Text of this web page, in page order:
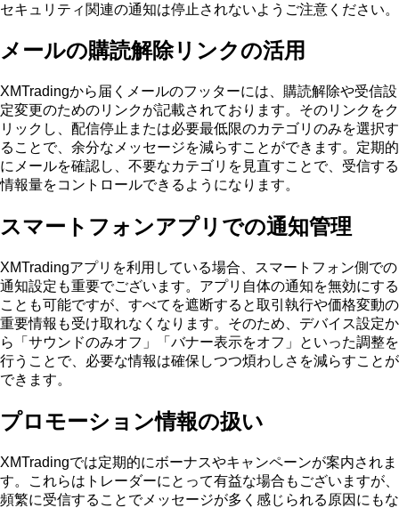
セキュリティ関連の通知は停止されないようご注意ください。
メールの購読解除リンクの活用
XMTradingから届くメールのフッターには、購読解除や受信設
定変更のためのリンクが記載されております。そのリンクをク
リックし、配信停止または必要最低限のカテゴリのみを選択す
ることで、余分なメッセージを減らすことができます。定期的
にメールを確認し、不要なカテゴリを見直すことで、受信する
情報量をコントロールできるようになります。
スマートフォンアプリでの通知管理
XMTradingアプリを利用している場合、スマートフォン側での
通知設定も重要でございます。アプリ自体の通知を無効にする
ことも可能ですが、すべてを遮断すると取引執行や価格変動の
重要情報も受け取れなくなります。そのため、デバイス設定か
ら「サウンドのみオフ」「バナー表示をオフ」といった調整を
行うことで、必要な情報は確保しつつ煩わしさを減らすことが
できます。
プロモーション情報の扱い
XMTradingでは定期的にボーナスやキャンペーンが案内されま
す。これらはトレーダーにとって有益な場合もございますが、
頻繁に受信することでメッセージが多く感じられる原因にもな